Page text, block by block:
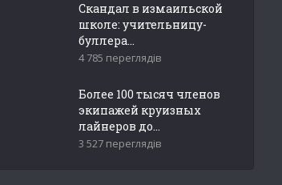
Скандал в измаильской
школе: учительницу-
буллера...
4 785 переглядів
Более 100 тысяч членов
экипажей круизных
лайнеров до...
3 527 переглядів